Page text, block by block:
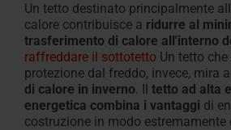
Un tetto destinato principalmente
calore contribuisce a ridurre al
trasferimento di calore all'interno
raffreddare il sottotetto Un tetto
protezione dal freddo, invece, mira a
di calore in inverno. Il tetto ad alta
energetica combina i vantaggi di
costruzione in modo estremamente